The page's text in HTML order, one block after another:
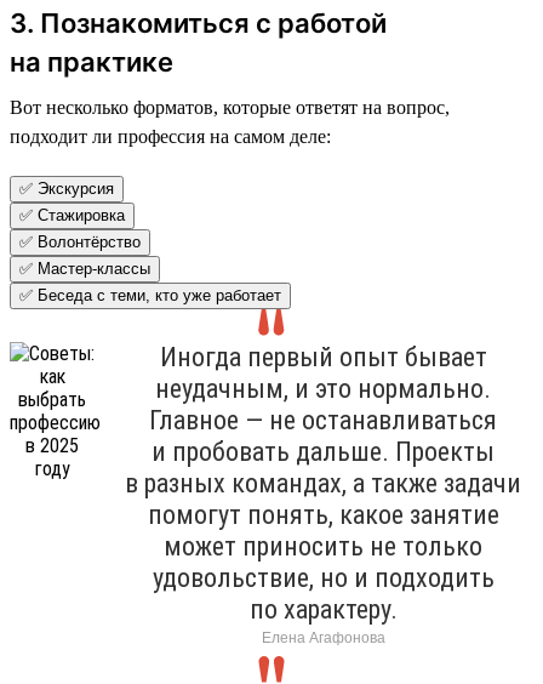
3. Познакомиться с работой
на практике
Вот несколько форматов, которые ответят на вопрос,
подходит ли профессия на самом деле:
✅ Экскурсия
✅ Стажировка
✅ Волонтёрство
✅ Мастер-классы
✅ Беседа с теми, кто уже работает
Иногда первый опыт бывает
неудачным, и это нормально.
Главное — не останавливаться
и пробовать дальше. Проекты
в разных командах, а также задачи
помогут понять, какое занятие
может приносить не только
удовольствие, но и подходить
по характеру.
Елена Агафонова